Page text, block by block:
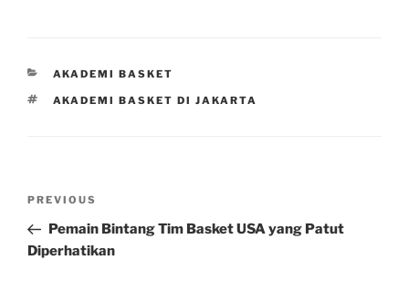
CATEGORIES
AKADEMI BASKET
TAGS
AKADEMI BASKET DI JAKARTA
Previous
Post
PREVIOUS
Pemain Bintang Tim Basket USA yang Patut
Diperhatikan